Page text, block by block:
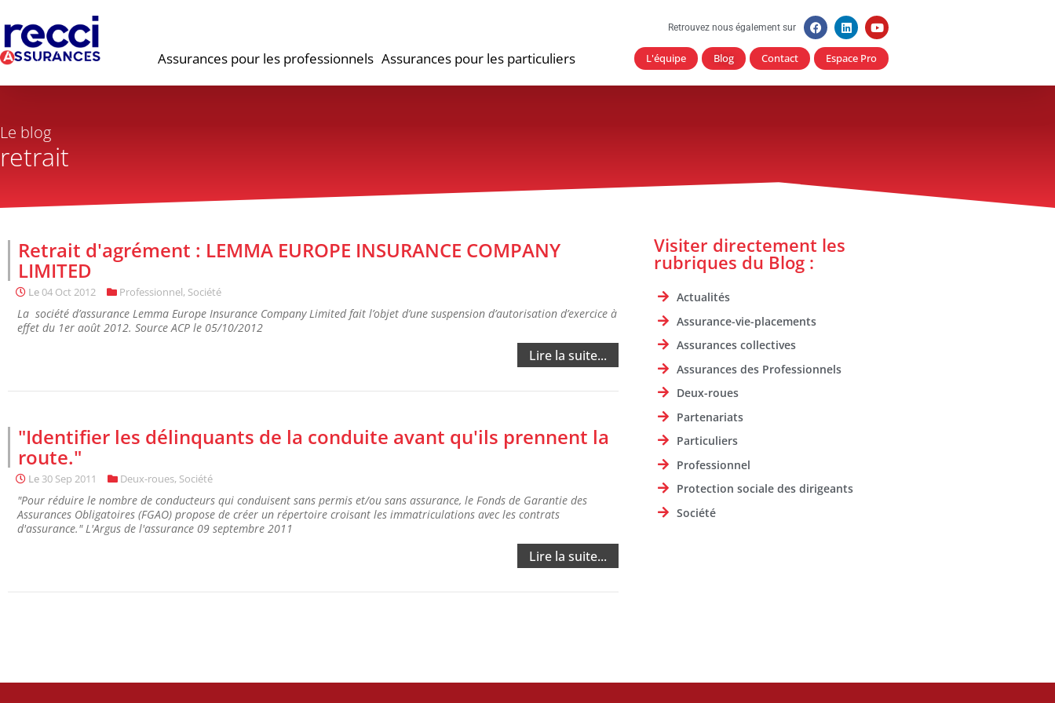
Assurances pour les professionnels Assurances pour les particuliers
Retrouvez nous également sur
L'équipe Blog Contact Espace Pro
Le blog
retrait
Retrait d'agrément : LEMMA EUROPE INSURANCE COMPANY
LIMITED
Le04 Oct 2012 Professionnel, Société
La société d’assurance Lemma Europe Insurance Company Limited fait l’objet d’une suspension d’autorisation d’exercice à
effet du 1er août 2012. Source ACP le 05/10/2012
Lire la suite...
"Identifier les délinquants de la conduite avant qu'ils prennent la
route."
Le 30 Sep 2011 Deux-roues, Société
"Pour réduire le nombre de conducteurs qui conduisent sans permis et/ou sans assurance, le Fonds de Garantie des
Assurances Obligatoires (FGAO) propose de créer un répertoire croisant les immatriculations avec les contrats
d'assurance." L'Argus de l'assurance 09 septembre 2011
Lire la suite...
Visiter directement les
rubriques du Blog :
Actualités
Assurance-vie-placements
Assurances collectives
Assurances des Professionnels
Deux-roues
Partenariats
Particuliers
Professionnel
Protection sociale des dirigeants
Société